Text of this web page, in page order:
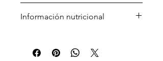
hibiscus <1%.
Información nutricional
Energía: 62,6 kJ / 14,7 kcal
Grasas: <0,5 g